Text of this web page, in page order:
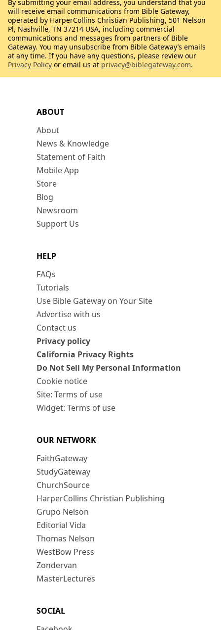
ABOUT
About
News & Knowledge
Statement of Faith
Mobile App
Store
Blog
Newsroom
Support Us
HELP
FAQs
Tutorials
Use Bible Gateway on Your Site
Advertise with us
Contact us
Privacy policy
California Privacy Rights
Do Not Sell My Personal Information
Cookie notice
Site: Terms of use
Widget: Terms of use
OUR NETWORK
FaithGateway
StudyGateway
ChurchSource
HarperCollins Christian Publishing
Grupo Nelson
Editorial Vida
Thomas Nelson
WestBow Press
Zondervan
MasterLectures
SOCIAL
By submitting your email address, you understand that you
will receive email communications from Bible Gateway,
operated by HarperCollins Christian Publishing, 501 Nelson
Pl, Nashville, TN 37214 USA, including commercial
communications and messages from partners of Bible
Gateway. You may unsubscribe from Bible Gateway’s emails
at any time. If you have any questions, please review our
Privacy Policy or email us at privacy@biblegateway.com.